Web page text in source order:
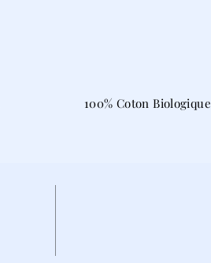
100% Coton Biologique